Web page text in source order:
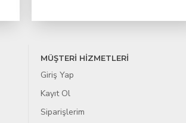
MÜŞTERİ HİZMETLERİ
Giriş Yap
Kayıt Ol
Siparişlerim